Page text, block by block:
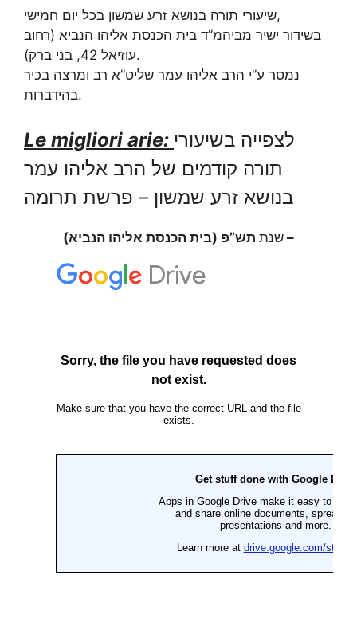
שיעורי תורה בנושא זרע שמשון בכל יום חמישי,
בשידור ישיר מביהמ”ד בית הכנסת אליהו הנביא (רחוב
עוזיאל 42, בני ברק).
נמסר ע”י הרב אליהו עמר שליט”א רב ומרצה בכיר
בהידברות.
Le migliori arie: לצפייה בשיעורי
תורה קודמים של הרב אליהו עמר
בנושא זרע שמשון – פרשת תרומה
שנת תש”פ (בית הכנסת אליהו הנביא) –